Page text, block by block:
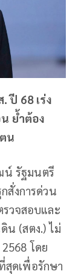
ปี 68 เร่ง
ย้ำต้อง
น
น์ รัฐมนตรี
สั่งการด่วน
รวจสอบและ
น (สตง.) ไม่
โดย
สุดเพื่อรักษา